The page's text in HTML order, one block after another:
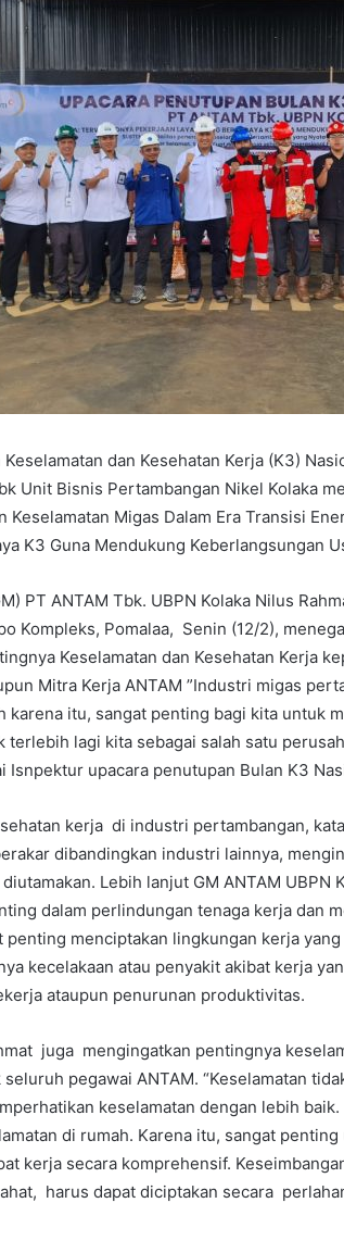
dan Kesehatan Kerja (K3)
Unit Bisnis Pertambangan Nikel Kolaka
Keselamatan Migas Dalam Era Transisi
K3 Guna Mendukung Keberlangsungan
PT ANTAM Tbk. UBPN Kolaka Nilus
Kompleks, Pomalaa, Senin (12/2),
Keselamatan dan Kesehatan Kerja
Mitra Kerja ANTAM ”Industri migas
karena itu, sangat penting bagi kita untuk
terlebih lagi kita sebagai salah satu
Isnpektur upacara penutupan Bulan K3
kerja di industri pertambangan,
dibandingkan industri lainnya,
Lebih lanjut GM ANTAM UBPN
dalam perlindungan tenaga kerja dan
penting menciptakan lingkungan kerja
kecelakaan atau penyakit akibat kerja
ataupun penurunan produktivitas.
juga mengingatkan pentingnya
pegawai ANTAM. “Keselamatan
keselamatan dengan lebih
di rumah. Karena itu, sangat
kerja secara komprehensif.
harus dapat diciptakan secara